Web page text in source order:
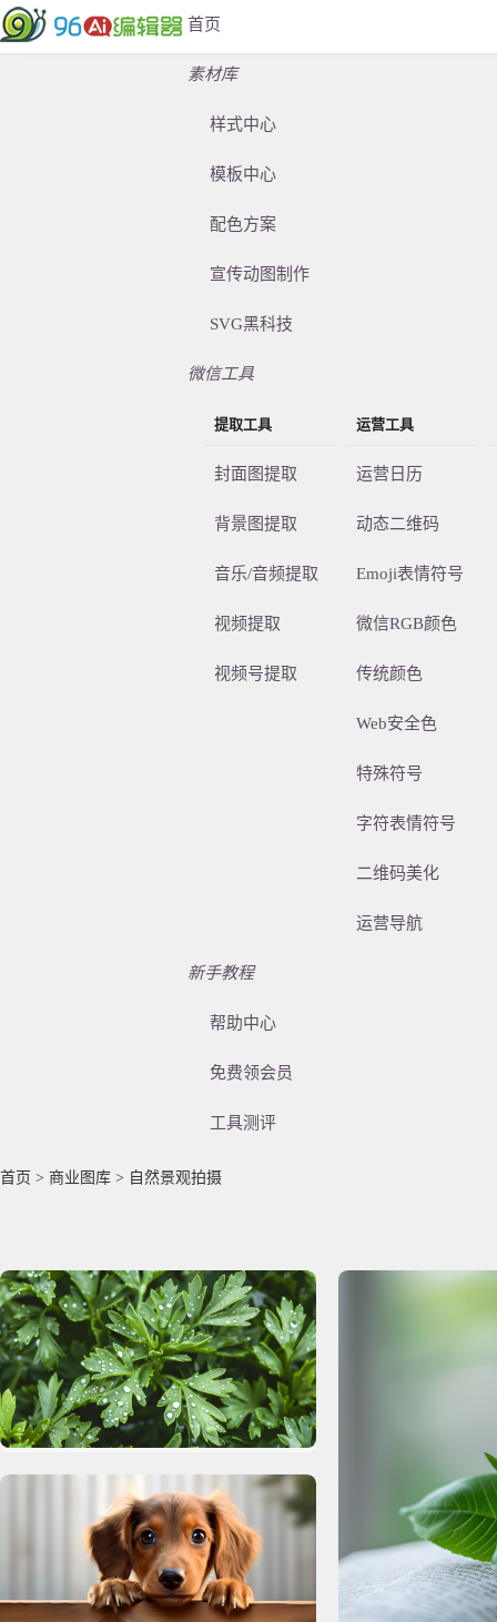
首页
素材库
样式中心
模板中心
配色方案
宣传动图制作
SVG黑科技
微信工具
提取工具
封面图提取
背景图提取
音乐/音频提取
视频提取
视频号提取
运营工具
运营日历
动态二维码
Emoji表情符号
微信RGB颜色
传统颜色
Web安全色
特殊符号
字符表情符号
二维码美化
运营导航
新手教程
帮助中心
免费领会员
工具测评
首页 > 商业图库 > 自然景观拍摄